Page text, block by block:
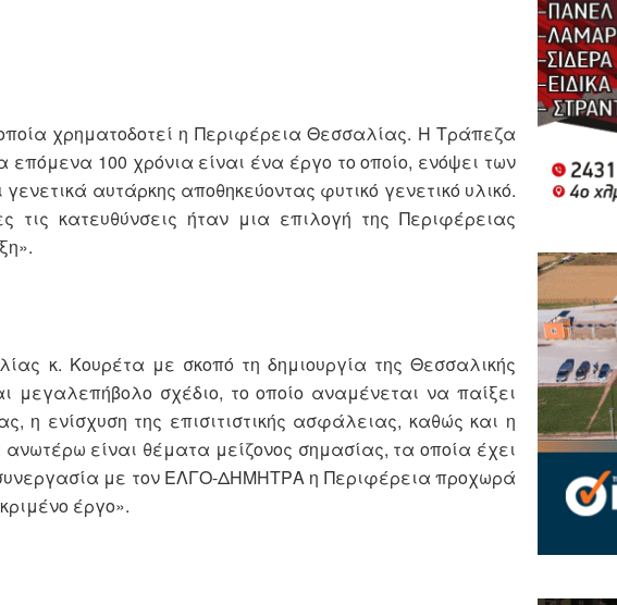
χρηματοδοτεί η Περιφέρεια Θεσσαλίας. Η Τράπεζα
100 χρόνια είναι ένα έργο το οποίο, ενόψει των
αυτάρκης αποθηκεύοντας φυτικό γενετικό υλικό.
κατευθύνσεις ήταν μια επιλογή της Περιφέρειας
κ. Κουρέτα με σκοπό τη δημιουργία της Θεσσαλικής
σχέδιο, το οποίο αναμένεται να παίξει
η ενίσχυση της επισιτιστικής ασφάλειας, καθώς και η
είναι θέματα μείζονος σημασίας, τα οποία έχει
με τον ΕΛΓΟ-ΔΗΜΗΤΡΑ η Περιφέρεια προχωρά
έργο».